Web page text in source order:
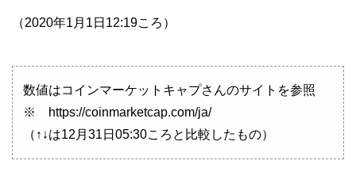
（2020年1月1日12:19ころ）
数値はコインマーケットキャプさんのサイトを参照
※ https://coinmarketcap.com/ja/
（↑↓は12月31日05:30ころと比較したもの）